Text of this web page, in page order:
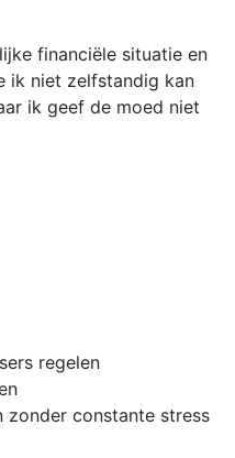
financiële situatie en
ik niet zelfstandig kan
ik geef de moed niet
regelen
zonder constante stress